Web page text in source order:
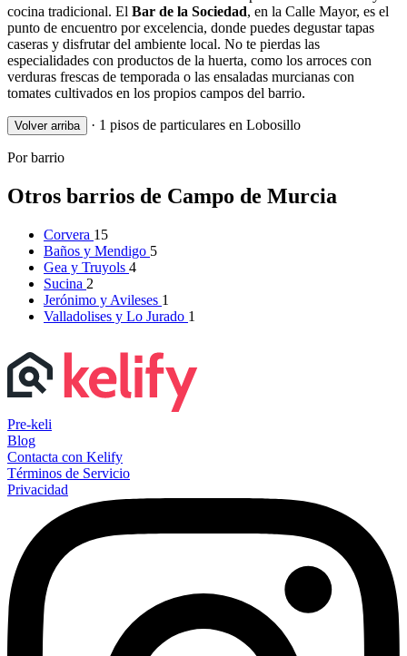
cocina tradicional. El Bar de la Sociedad, en la Calle Mayor, es el
punto de encuentro por excelencia, donde puedes degustar tapas
caseras y disfrutar del ambiente local. No te pierdas las
especialidades con productos de la huerta, como los arroces con
verduras frescas de temporada o las ensaladas murcianas con
tomates cultivados en los propios campos del barrio.
Volver arriba · 1 pisos de particulares en Lobosillo
Por barrio
Otros barrios de Campo de Murcia
Corvera 15
Baños y Mendigo 5
Gea y Truyols 4
Sucina 2
Jerónimo y Avileses 1
Valladolises y Lo Jurado 1
Pre-keli
Blog
Contacta con Kelify
Términos de Servicio
Privacidad